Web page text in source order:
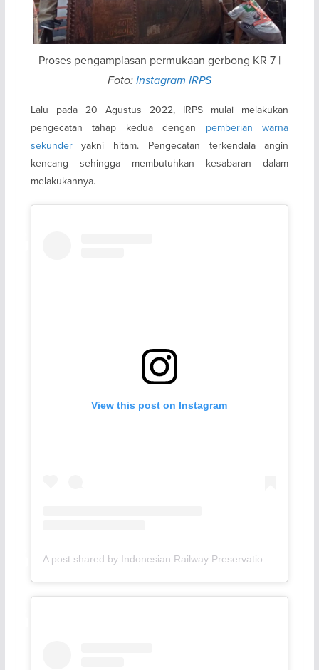
Proses pengamplasan permukaan gerbong KR 7 |
Foto:Instagram IRPS
Lalu pada 20 Agustus 2022, IRPS mulai melakukan
pengecatan tahap kedua dengan pemberian warna
sekunderyakni hitam. Pengecatan terkendala angin
kencang sehingga membutuhkan kesabaran dalam
melakukannya.
View this post on Instagram
A post shared by Indonesian Railway Preservation Society (@irpsid)